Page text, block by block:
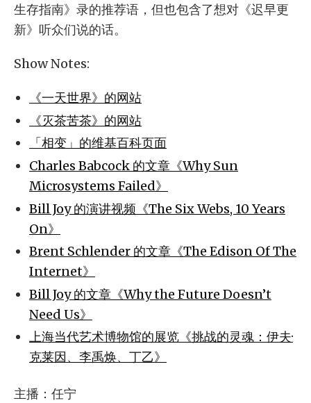
生存指南》录的推荐语，但也包含了想对《迟早更
新》听众们说的话。
Show Notes:
《一天世界》的网站
《灭茶苦茶》的网站
「相变」的维基百科页面
Charles Babcock 的文章《Why Sun
Microsystems Failed》
Bill Joy 的演讲视频《The Six Webs, 10 Years
On》
Brent Schlender 的文章《The Edison Of The
Internet》
Bill Joy 的文章《Why the Future Doesn’t
Need Us》
上海当代艺术博物馆的展览《挑战的灵魂：伊夫·
克莱因、李禹焕、丁乙》
主播：任宁